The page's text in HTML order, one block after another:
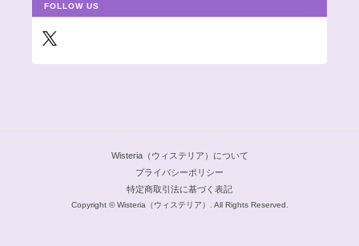
FOLLOW US
Wisteria（ウィステリア）について
プライバシーポリシー
特定商取引法に基づく表記
Copyright © Wisteria（ウィステリア）. All Rights Reserved.